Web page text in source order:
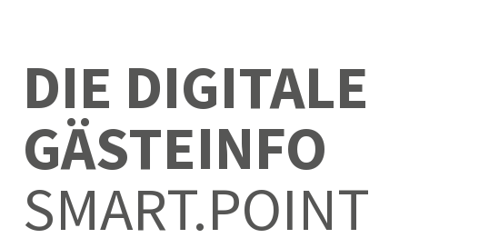
DIE DIGITALE
GÄSTEINFO
SMART.POINT